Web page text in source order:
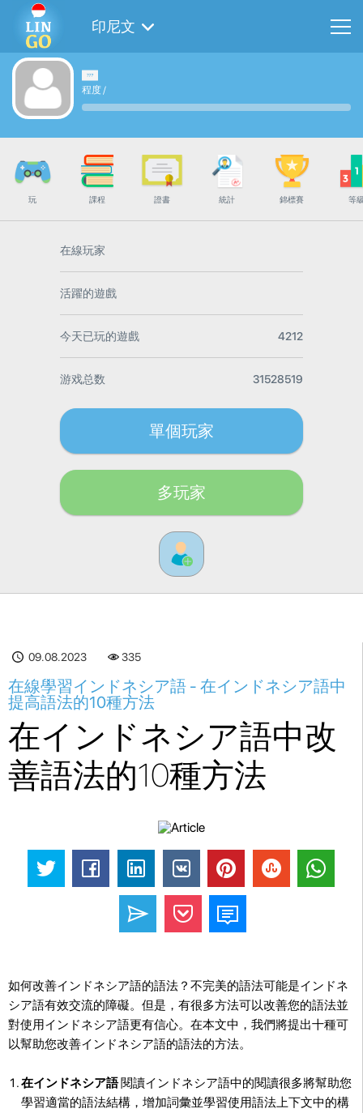
印尼文
程度/
玩 課程 證書 統計 錦標賽 等
在線玩家
活躍的遊戲
今天已玩的遊戲 4212
游戏总数 31528519
單個玩家
多玩家
09.08.2023 335
在線學習インドネシア語 - 在インドネシア語中
提高語法的10種方法
在インドネシア語中改
善語法的10種方法
如何改善インドネシア語的語法？不完美的語法可能是インドネ
シア語有效交流的障礙。但是，有很多方法可以改善您的語法並
對使用インドネシア語更有信心。在本文中，我們將提出十種可
以幫助您改善インドネシア語的語法的方法。
在インドネシア語閱讀インドネシア語中的閱讀很多將幫助您
學習適當的語法結構，增加詞彙並學習使用語法上下文中的構